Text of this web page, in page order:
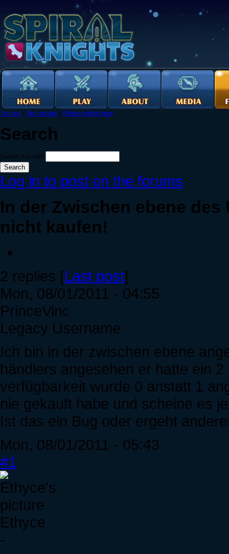
Forums › Technische › Fehlermeldungen
Search
Search this site:
Log in to post on the forums
In der Zwischen ebene
nicht kaufen!
2 replies [Last post]
Mon, 08/01/2011 - 04:55
PrinceVinc
Legacy Username
Ich bin in der zwischen ebene
händlers angesehen er hatte ein
verfügbarkeit wurde 0 anstatt 1
nie gekauft habe und scheine es
Ist das ein Bug oder ergeht
Mon, 08/01/2011 - 05:43
#1
Ethyce
-